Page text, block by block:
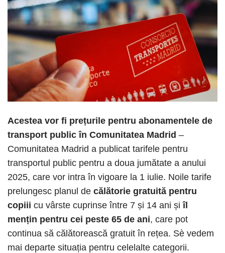
Acestea vor fi prețurile pentru abonamentele de
transport public în Comunitatea Madrid –
Comunitatea Madrid a publicat tarifele pentru
transportul public pentru a doua jumătate a anului
2025, care vor intra în vigoare la 1 iulie. Noile tarife
prelungesc planul de călătorie gratuită pentru
copiii cu vârste cuprinse între 7 și 14 ani șiîl
mențin pentru cei peste 65 de ani, care pot
continua să călătorească gratuit în rețea. Sè vedem
mai departe situația pentru celelalte categorii.